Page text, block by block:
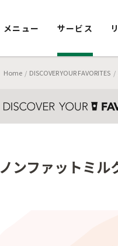
メニュー サービス
Home DISCOVER YOUR FAVORITES
ノンファットミル